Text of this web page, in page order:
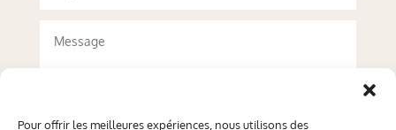
Pour offrir les meilleures expériences, nous utilisons des